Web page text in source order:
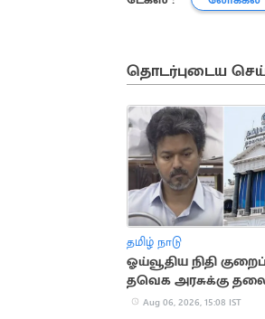
தொடர்புடைய
தமிழ் நாடு
ஓய்வூதிய நிதி
தவெக அரசுக்கு
செயலகச் சங்கம்
Aug 06, 2026, 15:08 IST